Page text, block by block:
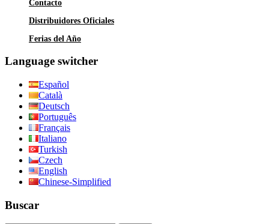
Contacto
Distribuidores Oficiales
Ferias del Año
Language switcher
Español
Català
Deutsch
Português
Français
Italiano
Turkish
Czech
English
Chinese-Simplified
Buscar